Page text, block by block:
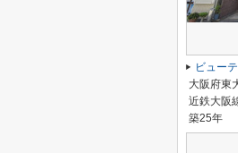
ビュー
大阪府東
近鉄大阪
築25年